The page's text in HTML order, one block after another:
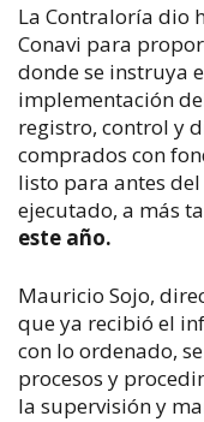
La Contraloría dio
Conavi para
donde se instruya
implementación
registro, control y
comprados con
listo para antes del
ejecutado, a más
este año.
Mauricio Sojo,
que ya recibió el
con lo ordenado,
procesos y
la supervisión y